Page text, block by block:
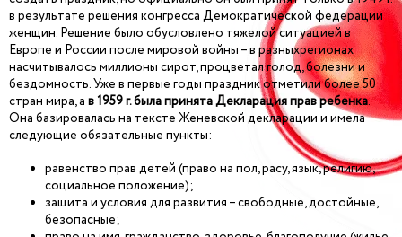
в результате решения конгресса Демократической федерации
женщин. Решение было обусловлено тяжелой ситуацией в
Европе и России после мировой войны – в разныхрегионах
насчитывалось миллионы сирот, процветал голод, болезни и
бездомность. Уже в первые годы праздник отметили более 50
стран мира, а в 1959 г. была принята Декларация прав ребенка.
Она базировалась на тексте Женевской декларации и имела
следующие обязательные пункты:
равенство прав детей (право на пол, расу, язык, религию,
социальное положение);
защита и условия для развития – свободные, достойные,
безопасные;